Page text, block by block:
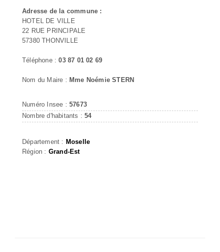
Adresse de la commune :
HOTEL DE VILLE
22 RUE PRINCIPALE
57380 THONVILLE
Téléphone :03 87 01 02 69
Nom du Maire : Mme Noémie STERN
Numéro Insee : 57673
Nombre d'habitants :54
Département : Moselle
Région : Grand-Est